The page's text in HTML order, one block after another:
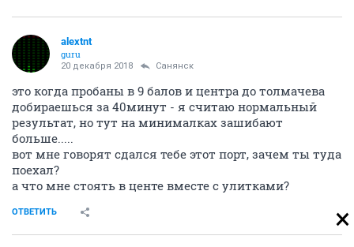
alextnt
guru
20 декабря 2018 Санянск
это когда пробаны в 9 балов и центра до толмачева
добираешься за 40минут - я считаю нормальный
результат, но тут на минималках зашибают
больше.....
вот мне говорят сдался тебе этот порт, зачем ты туда
поехал?
а что мне стоять в центе вместе с улитками?
ОТВЕТИТЬ